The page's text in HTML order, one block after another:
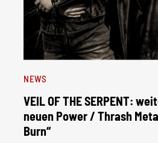
NEWS
VEIL OF THE SERPENT:
neuen Power / Thrash
Burn“